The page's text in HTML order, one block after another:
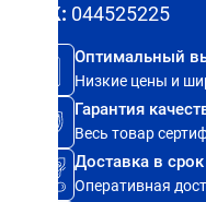
БИК: 044525225
Оптимальный
Низкие цены и
Гарантия
Весь товар
Доставка в срок
Оперативная